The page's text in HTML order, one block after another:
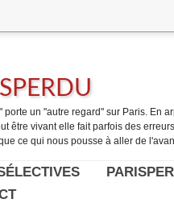
porte un "autre regard" sur Paris. En
être vivant elle fait parfois des
ce qui nous pousse à aller de